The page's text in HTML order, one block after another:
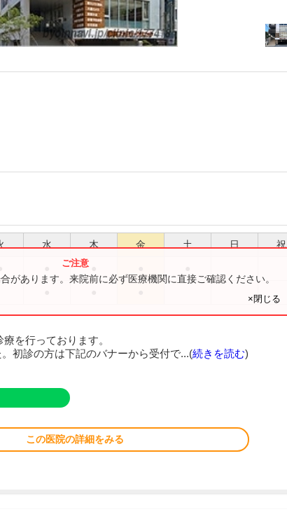
水 木 金 土 日 祝
があります。来院前に必ず医療機関に直接ご確認ください。
×閉じる
を行っております。
初診の方は下記のバナーから受付で...(続きを読む)
この医院の詳細をみる